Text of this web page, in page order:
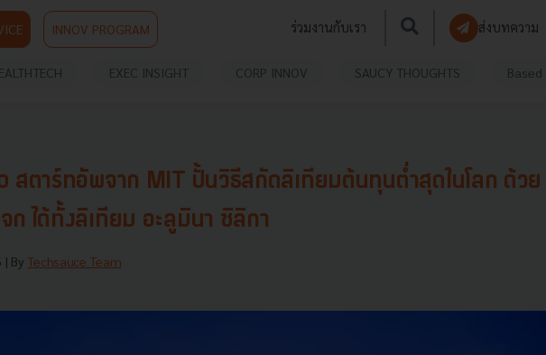
INNOV PROGRAM ร่วมงานกับเรา ส่งบทความ
EXEC INSIGHT CORP INNOV SAUCY THOUGHTS Based
สตาร์ทอัพจาก MIT ปั้นวิธีสกัดลิเทียมต้นทุนต่ำสุดในโลก ด้วย
ก ได้ทั้งลิเทียม อะลูมินา ซิลิกา
| By Techsauce Team